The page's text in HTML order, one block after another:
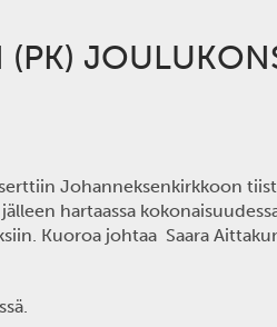
Johanneksenkirkkoon
hartaassa
Kuoroa johtaa Saara